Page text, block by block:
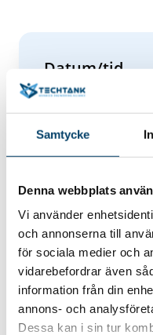
Samtycke
Denna webbplats
Vi använder
och annonserna till
för sociala medier och
vidarebefordrar även
information från din
annons- och
Dessa kan i sin tur
Datum/tid
2023-05-12
Plats
Hem Event